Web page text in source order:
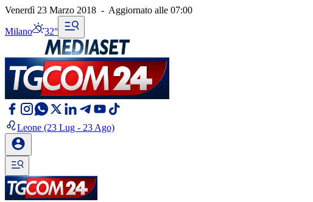
Venerdì 23 Marzo 2018 - Aggiornato alle 07:00
Milano 32°
Leone (23 Lug - 23 Ago)